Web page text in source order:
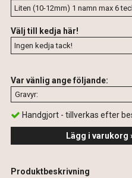
Välj till kedja här!
Var vänlig ange följande:
Handgjort - tillverkas efter
Lägg i varukorg
Produktbeskrivning